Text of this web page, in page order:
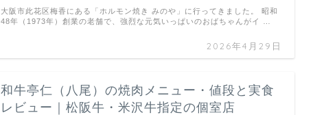
2026年4月29日
大阪市此花区梅香にある「ホルモン焼き みのや」に行ってきました。 昭和
48年（1973年）創業の老舗で、強烈な元気いっぱいのおばちゃんがイ …
和牛亭仁（八尾）の焼肉メニュー・値段と実食
レビュー｜松阪牛・米沢牛指定の個室店